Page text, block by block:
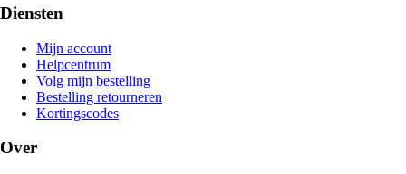
Diensten
Mijn account
Helpcentrum
Volg mijn bestelling
Bestelling retourneren
Kortingscodes
Over